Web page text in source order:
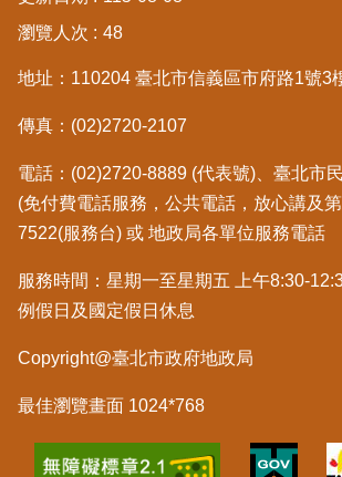
合
訊
熱
門
關
字
都
地
資
瀏覽人次
48
地址：110204 臺北市信義區市府路1號3
傳真：(02)2720-2107
電話：(02)2720-8889 (代表號)、臺北市
(免付費電話服務，公共電話，放心講及
7522(服務台) 或 地政局各單位服務電話
服務時間：星期一至星期五 上午8:30-
例假日及國定假日休息
Copyright@臺北市政府地政局
最佳瀏覽畫面 1024*768